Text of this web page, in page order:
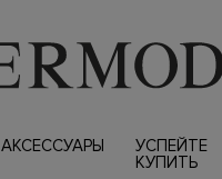
АКСЕССУАРЫ
УСПЕЙТЕ
КУПИТЬ